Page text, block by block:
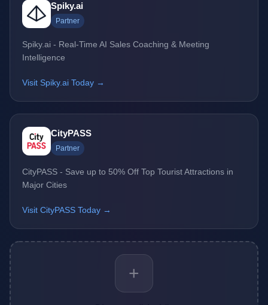
Spiky.ai
Partner
Spiky.ai - Real-Time AI Sales Coaching & Meeting
Intelligence
Visit Spiky.ai Today →
CityPASS
Partner
CityPASS - Save up to 50% Off Top Tourist Attractions in
Major Cities
Visit CityPASS Today →
+